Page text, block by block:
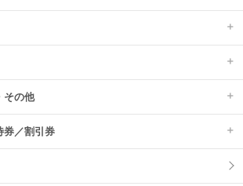
その他
券／割引券